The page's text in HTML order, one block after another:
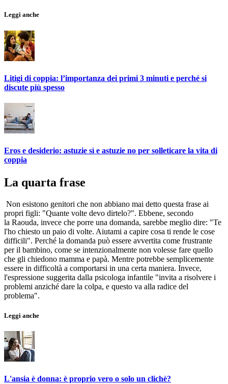
Leggi anche
Litigi di coppia: l’importanza dei primi 3 minuti e perché si
discute più spesso
Eros e desiderio: astuzie sì e astuzie no per solleticare la vita di
coppia
La quarta frase
Non esistono genitori che non abbiano mai detto questa frase ai
propri figli: "Quante volte devo dirtelo?". Ebbene, secondo
la Raouda, invece che porre una domanda, sarebbe meglio dire: "Te
l'ho chiesto un paio di volte. Aiutami a capire cosa ti rende le cose
difficili". Perché la domanda può essere avvertita come frustrante
per il bambino, come se intenzionalmente non volesse fare quello
che gli chiedono mamma e papà. Mentre potrebbe semplicemente
essere in difficoltà a comportarsi in una certa maniera. Invece,
l'espressione suggerita dalla psicologa infantile "invita a risolvere i
problemi anziché dare la colpa, e questo va alla radice del
problema".
Leggi anche
L'ansia è donna: è proprio vero o solo un clichè?